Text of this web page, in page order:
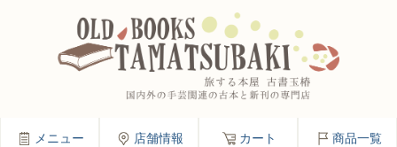
メニュー 店舗情報 カート 商品一覧